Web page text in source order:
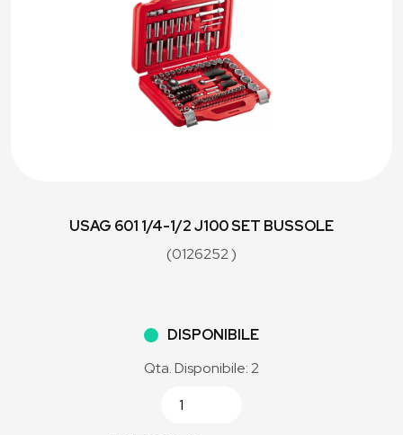
USAG 601 1/4-1/2 J100 SET BUSSOLE
(0126252 )
DISPONIBILE
Qta. Disponibile: 2